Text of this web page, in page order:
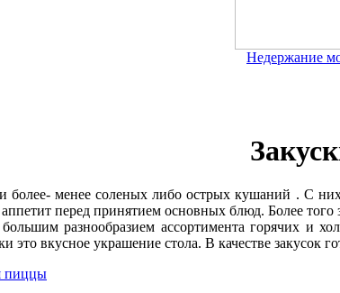
Недержание
более- менее соленых либо острых кушаний . С
перед принятием основных блюд. Более
разнообразием ассортимента горячих
вкусное украшение стола. В качестве закусок